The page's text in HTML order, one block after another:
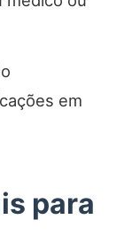
em
para